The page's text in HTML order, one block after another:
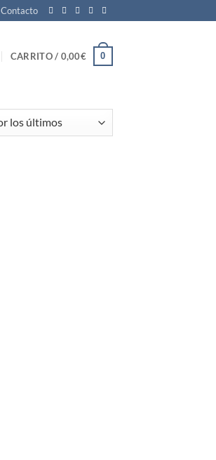
Contacto
CARRITO / 0,00€ 0